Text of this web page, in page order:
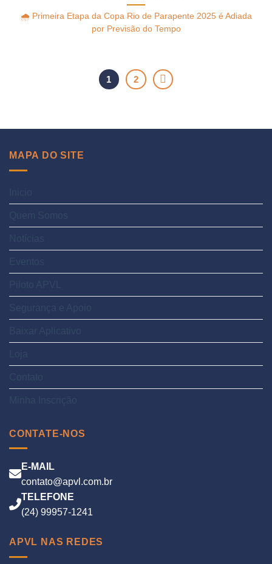
🌧️ Primeira Etapa da Copa Rio de Parapente 2025 é Adiada
por Previsão do Tempo
1 2
MAPA DO SITE
CONTATE-NOS
E-MAIL
contato@apvl.com.br
TELEFONE
(24) 99957-1241
APVL NAS REDES